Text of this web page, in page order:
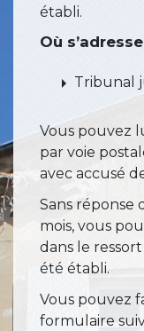
établi.
Où
arrow_right Tribunal
Vous pouvez
par voie
avec accusé
Sans réponse
mois, vous
dans le
été établi.
Vous pouvez
formulaire